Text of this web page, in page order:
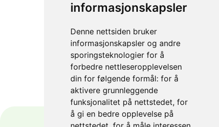
informasjonskapsler
Denne nettsiden bruker
informasjonskapsler og andre
sporingsteknologier for å
forbedre nettleseropplevelsen
din for følgende formål: for å
aktivere grunnleggende
funksjonalitet på nettstedet, for
å gi en bedre opplevelse på
1 av 13